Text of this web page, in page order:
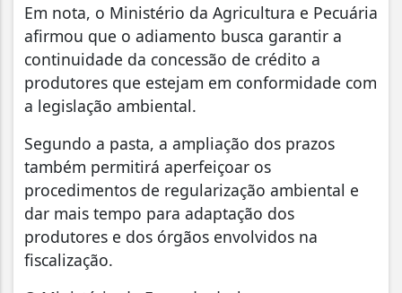
Em nota, o Ministério da Agricultura e Pecuária
afirmou que o adiamento busca garantir a
continuidade da concessão de crédito a
produtores que estejam em conformidade com
a legislação ambiental.
Segundo a pasta, a ampliação dos prazos
também permitirá aperfeiçoar os
procedimentos de regularização ambiental e
dar mais tempo para adaptação dos
produtores e dos órgãos envolvidos na
fiscalização.